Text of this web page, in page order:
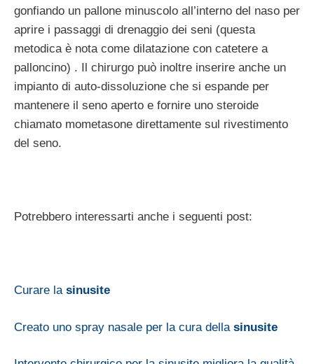
gonfiando un pallone minuscolo all’interno del naso per
aprire i passaggi di drenaggio dei seni (questa
metodica è nota come dilatazione con catetere a
palloncino) . Il chirurgo può inoltre inserire anche un
impianto di auto-dissoluzione che si espande per
mantenere il seno aperto e fornire uno steroide
chiamato mometasone direttamente sul rivestimento
del seno.
Potrebbero interessarti anche i seguenti post:
Curare la sinusite
Creato uno spray nasale per la cura della sinusite